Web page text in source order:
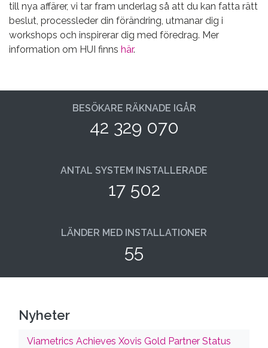
till nya affärer, vi tar fram underlag så att du kan fatta rätt
beslut, processleder din förändring, utmanar dig i
workshops och inspirerar dig med föredrag. Mer
information om HUI finns här.
BESÖKARE RÄKNADE IGÅR
42 329 070
ANTAL SYSTEM INSTALLERADE
17 502
LÄNDER MED INSTALLATIONER
55
Nyheter
Viametrics Achieves Xovis Gold Partner Status